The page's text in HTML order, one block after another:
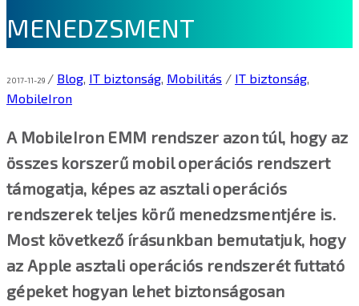
MENEDZSMENT
2017-11-29 / Blog, IT biztonság, Mobilitás / IT biztonság,
MobileIron
A MobileIron EMM rendszer azon túl, hogy az
összes korszerű mobil operációs rendszert
támogatja, képes az asztali operációs
rendszerek teljes körű menedzsmentjére is.
Most következő írásunkban bemutatjuk, hogy
az Apple asztali operációs rendszerét futtató
gépeket hogyan lehet biztonságosan